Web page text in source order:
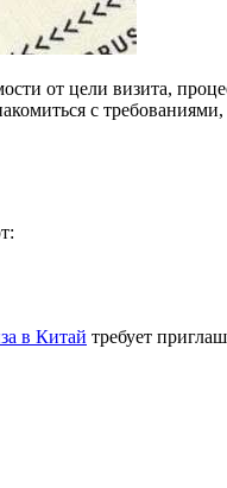
с
в Китай требует